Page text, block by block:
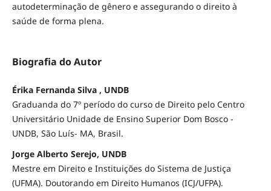
autodeterminação de gênero e assegurando o direito à
saúde de forma plena.
Biografia do Autor
Érika Fernanda Silva , UNDB
Graduanda do 7º período do curso de Direito pelo Centro
Universitário Unidade de Ensino Superior Dom Bosco -
UNDB, São Luís- MA, Brasil.
Jorge Alberto Serejo, UNDB
Mestre em Direito e Instituições do Sistema de Justiça
(UFMA). Doutorando em Direito Humanos (ICJ/UFPA).